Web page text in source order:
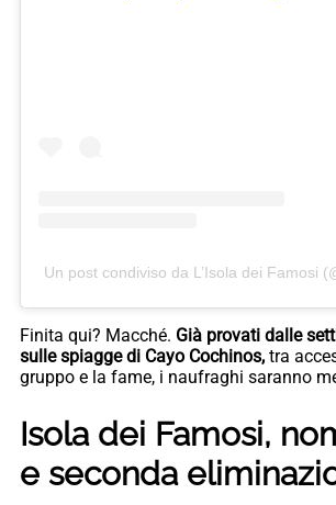
Un post condiviso da L’Isola dei Famosi
Finita qui? Macché. Già provati dalle
sulle spiagge di Cayo Cochinos, tra
gruppo e la fame, i naufraghi saranno
Isola dei Famosi,
e seconda